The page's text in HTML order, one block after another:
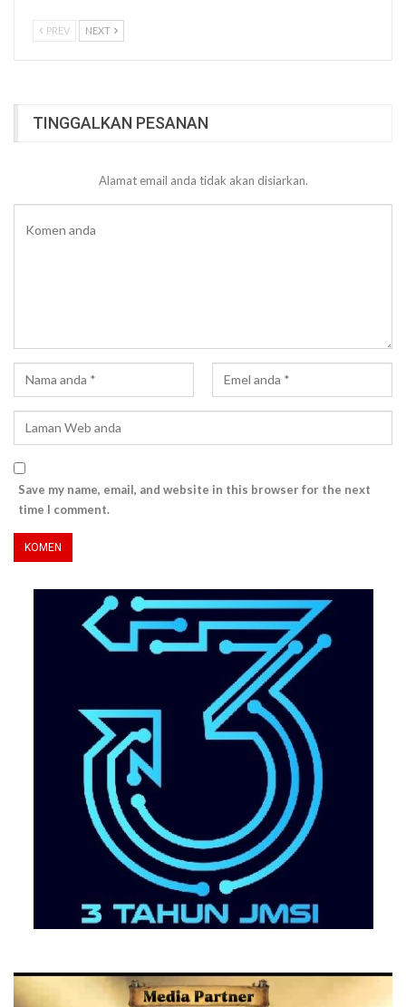
PREV NEXT
TINGGALKAN PESANAN
Alamat email anda tidak akan disiarkan.
Save my name, email, and website in this browser for the next
time I comment.